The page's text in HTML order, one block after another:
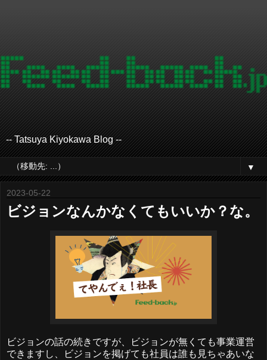
-- Tatsuya Kiyokawa Blog --
▼
2023-05-22
ビジョンなんかなくてもいいか？な。
ビジョンの話の続きですが、ビジョンが無くても事業運営
できますし、ビジョンを掲げても社員は誰も見ちゃあいな